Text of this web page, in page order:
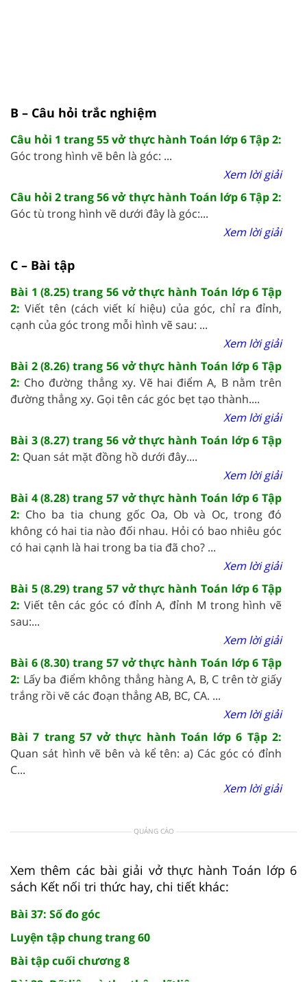
B – Câu hỏi trắc nghiệm
Câu hỏi 1 trang 55 vở thực hành Toán lớp 6 Tập 2:
Góc trong hình vẽ bên là góc: ...
Xem lời giải
Câu hỏi 2 trang 56 vở thực hành Toán lớp 6 Tập 2:
Góc tù trong hình vẽ dưới đây là góc:...
Xem lời giải
C – Bài tập
Bài 1 (8.25) trang 56 vở thực hành Toán lớp 6 Tập
2: Viết tên (cách viết kí hiệu) của góc, chỉ ra đỉnh,
cạnh của góc trong mỗi hình vẽ sau: ...
Xem lời giải
Bài 2 (8.26) trang 56 vở thực hành Toán lớp 6 Tập
2: Cho đường thẳng xy. Vẽ hai điểm A, B nằm trên
đường thẳng xy. Gọi tên các góc bẹt tạo thành....
Xem lời giải
Bài 3 (8.27) trang 56 vở thực hành Toán lớp 6 Tập
2: Quan sát mặt đồng hồ dưới đây....
Xem lời giải
Bài 4 (8.28) trang 57 vở thực hành Toán lớp 6 Tập
2: Cho ba tia chung gốc Oa, Ob và Oc, trong đó
không có hai tia nào đối nhau. Hỏi có bao nhiêu góc
có hai cạnh là hai trong ba tia đã cho? ...
Xem lời giải
Bài 5 (8.29) trang 57 vở thực hành Toán lớp 6 Tập
2: Viết tên các góc có đỉnh A, đỉnh M trong hình vẽ
sau:...
Xem lời giải
Bài 6 (8.30) trang 57 vở thực hành Toán lớp 6 Tập
2: Lấy ba điểm không thẳng hàng A, B, C trên tờ giấy
trắng rồi vẽ các đoạn thẳng AB, BC, CA. ...
Xem lời giải
Bài 7 trang 57 vở thực hành Toán lớp 6 Tập 2:
Quan sát hình vẽ bên và kể tên: a) Các góc có đỉnh
C...
Xem lời giải
QUẢNG CÁO
Xem thêm các bài giải vở thực hành Toán lớp 6
sách Kết nối tri thức hay, chi tiết khác:
Bài 37: Số đo góc
Luyện tập chung trang 60
Bài tập cuối chương 8